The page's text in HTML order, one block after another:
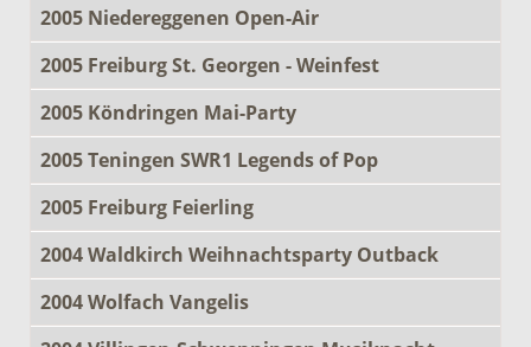
2005 Niedereggenen Open-Air
2005 Freiburg St. Georgen - Weinfest
2005 Köndringen Mai-Party
2005 Teningen SWR1 Legends of Pop
2005 Freiburg Feierling
2004 Waldkirch Weihnachtsparty Outback
2004 Wolfach Vangelis